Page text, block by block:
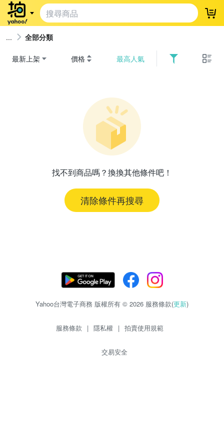
登
全部分類
最新上架 價格 最高人氣
找不到商品嗎？換換其他條件吧！
清除條件再搜尋
Yahoo台灣電子商務 版權所有 © 2026 服務條款(更新)
服務條款 | 隱私權 | 拍賣使用規範
交易安全